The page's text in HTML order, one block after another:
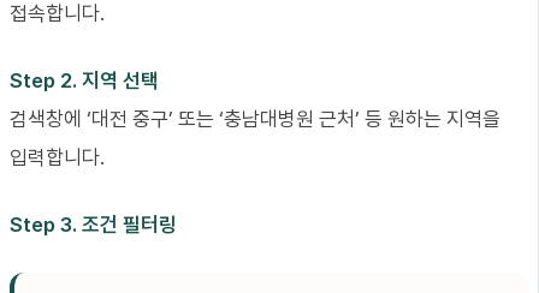
접속합니다.
Step 2. 지역 선택
검색창에 ‘대전 중구’ 또는 ‘충남대병원 근처’ 등 원하는 지역을
입력합니다.
Step 3. 조건 필터링